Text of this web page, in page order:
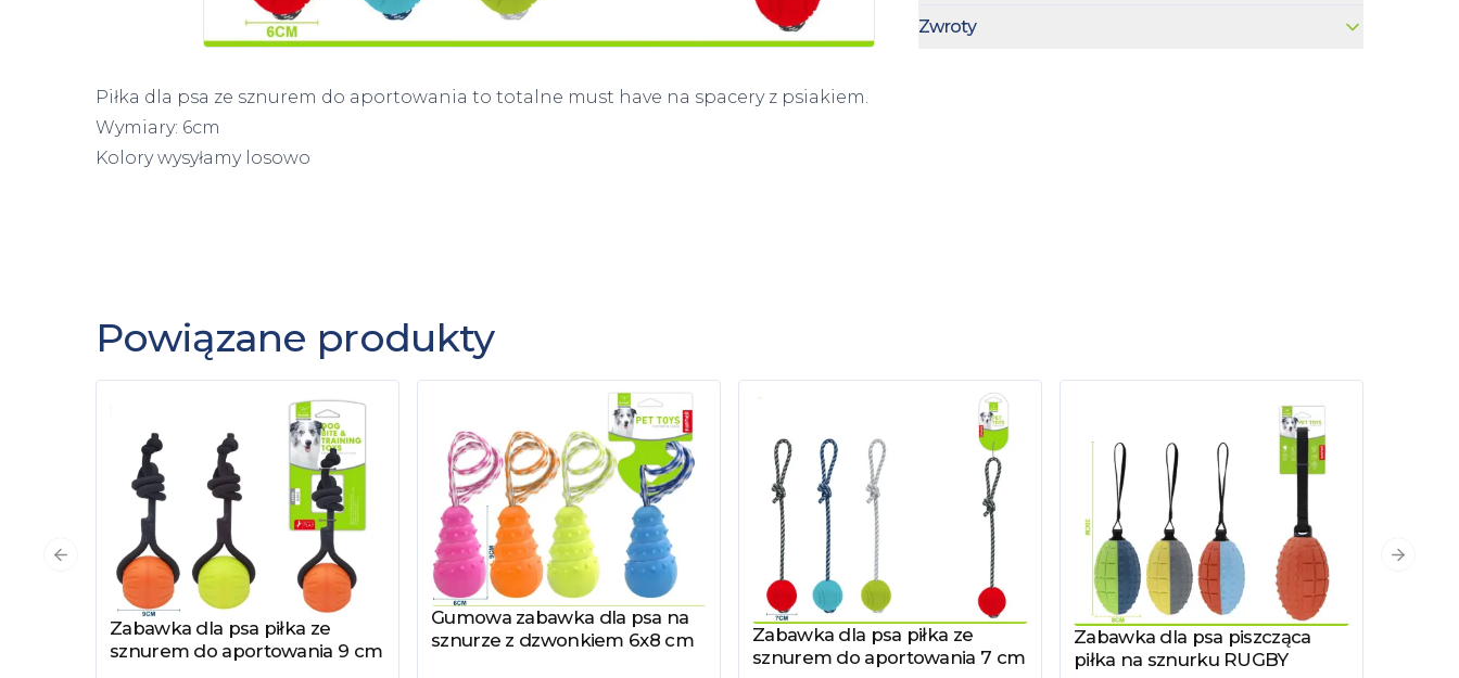
Zwroty
Piłka dla psa ze sznurem do aportowania to totalne must have na spacery z psiakiem.
Wymiary: 6cm
Kolory wysyłamy losowo
Powiązane produkty
Zobacz produkt
Zabawka dla psa piłka ze
sznurem do aportowania 9 cm
Zobacz produkt
Gumowa zabawka dla psa na
sznurze z dzwonkiem 6x8 cm
Zobacz produkt
Zabawka dla psa piłka ze
sznurem do aportowania 7 cm
Zobacz produkt
Zabawka dla psa piszcząca
piłka na sznurku RUGBY
Poprzedni slajd